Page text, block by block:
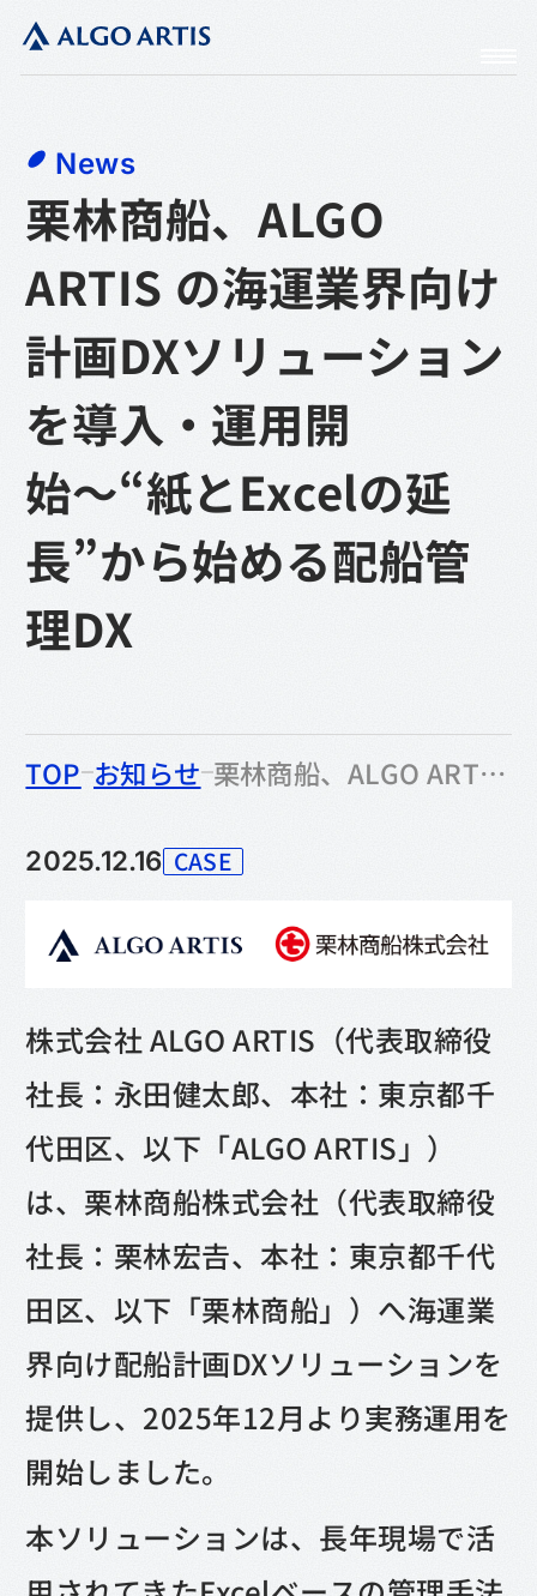
News
栗林商船、ALGO
ARTIS の海運業界向け
計画DXソリューション
を導入・運用開
始〜“紙とExcelの延
長”から始める配船管
理DX
TOP お知らせのなかの 栗林商船、ALGO ARTIS の海運業界向け計画DXソリューションを導入・運用開始〜“紙とEXCELの延長”から始める配船管理DX
2025.12.16
カテゴリー
CASE
株式会社 ALGO ARTIS（代表取締役
社長：永田健太郎、本社：東京都千
代田区、以下「ALGO ARTIS」）
は、栗林商船株式会社（代表取締役
社長：栗林宏𠮷、本社：東京都千代
田区、以下「栗林商船」）へ海運業
界向け配船計画DXソリューションを
提供し、2025年12月より実務運用を
開始しました。
本ソリューションは、長年現場で活